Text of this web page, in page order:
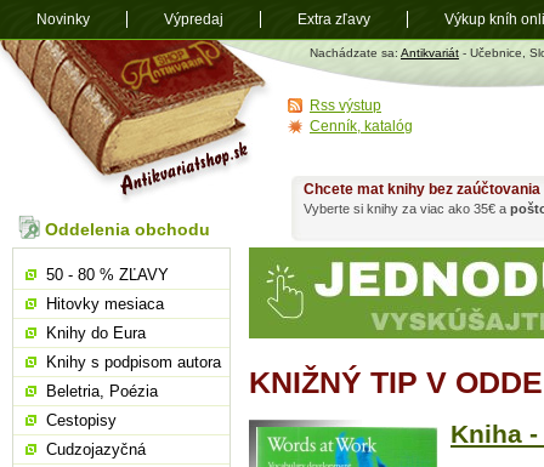
Antikvariát
shop.sk
Nachádzate sa: Antikvariát - Učebnice,
KNIŽNÝ TIP V
Kniha
Chcete mat knihy bez
Vyberte si knihy za viac ako 35€ a
Oddelenia obchodu
50 - 80 % ZĽAVY
Hitovky mesiaca
Knihy do Eura
Knihy s podpisom autora
Beletria, Poézia
Cestopisy
Cudzojazyčná
Rss výstup
Cenník, katalóg
Novinky Výpredaj Extra zľavy Výkup kníh